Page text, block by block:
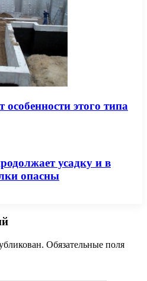
этого типа
усадку и в
опасны
Обязательные поля